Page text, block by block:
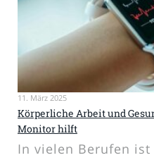
11. März 2025
Körperliche Arbeit und
Monitor hilft
In vielen Berufen